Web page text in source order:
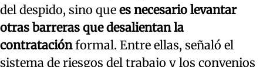
del despido, sino que es necesario levantar
otras barreras que desalientan la
contrataciónformal. Entre ellas, señaló el
sistema de riesgos del trabajo y los convenios